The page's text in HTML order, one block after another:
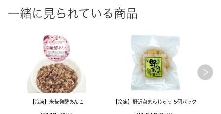
一緒に見られている商品
【冷凍】米糀発酵あんこ 【冷凍】野沢菜まんじゅう 5個パック